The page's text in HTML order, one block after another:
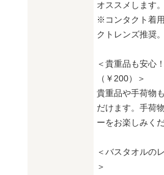
オススメします。
※コンタクト着
クトレンズ推奨
＜貴重品も安心
（￥200）＞
貴重品や手荷物
だけます。手荷
ーをお楽しみく
＜バスタオルの
＞